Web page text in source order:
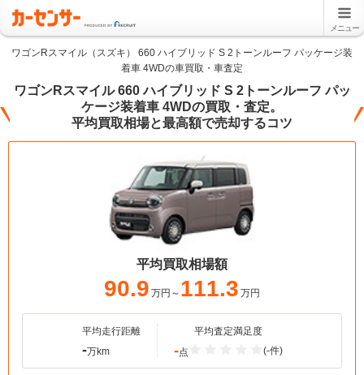
メニュー
ワゴンRスマイル（スズキ） 660 ハイブリッド S 2トーンルーフ パッケージ装
着車 4WDの車買取・車査定
ワゴンRスマイル 660 ハイブリッド S 2トーンルーフ パッ
ケージ装着車 4WDの買取・査定。
平均買取相場と最高額で売却するコツ
平均買取相場額
90.9 万円～ 111.3 万円
平均走行距離
-万km
平均査定満足度
-点 (-件)